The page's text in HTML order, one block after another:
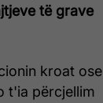
të grave
kroat ose
t'ia përcjellim